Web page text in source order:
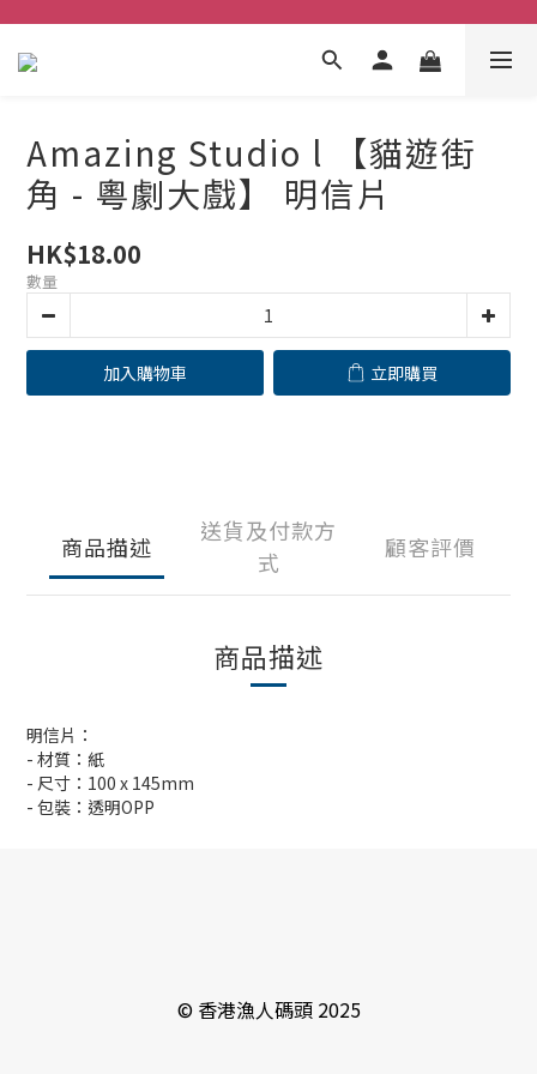
Amazing Studio l 【貓遊街
角 - 粵劇大戲】 明信片
HK$18.00
數量
加入購物車 立即購買
商品描述
送貨及付款方
式
顧客評價
商品描述
明信片：
- 材質：紙
- 尺寸：100 x 145mm
- 包裝：透明OPP
© 香港漁人碼頭 2025